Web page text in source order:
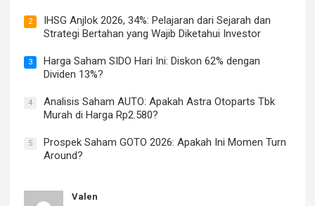
2
IHSG Anjlok 2026, 34%: Pelajaran dari Sejarah dan
Strategi Bertahan yang Wajib Diketahui Investor
3
Harga Saham SIDO Hari Ini: Diskon 62% dengan
Dividen 13%?
4
Analisis Saham AUTO: Apakah Astra Otoparts Tbk
Murah di Harga Rp2.580?
5
Prospek Saham GOTO 2026: Apakah Ini Momen Turn
Around?
Valen